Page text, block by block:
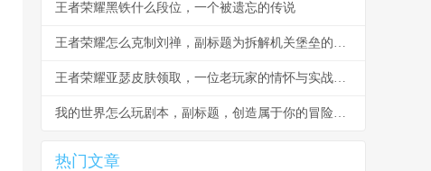
王者荣耀黑铁什么段位，一个被遗忘的传说
王者荣耀怎么克制刘禅，副标题为拆解机关堡垒的战术指南
王者荣耀亚瑟皮肤领取，一位老玩家的情怀与实战指南
我的世界怎么玩剧本，副标题，创造属于你的冒险史诗
热门文章